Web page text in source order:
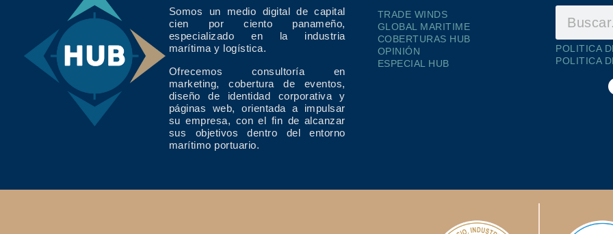
Somos un medio digital de capital
cien por ciento panameño,
especializado en la industria
marítima y logística.
Ofrecemos consultoría en
marketing, cobertura de eventos,
diseño de identidad corporativa y
páginas web, orientada a impulsar
su empresa, con el fin de alcanzar
sus objetivos dentro del entorno
marítimo portuario.
TRADE WINDS
GLOBAL MARITIME
COBERTURAS HUB
OPINIÓN
ESPECIAL HUB
POLITICA
POLITICA